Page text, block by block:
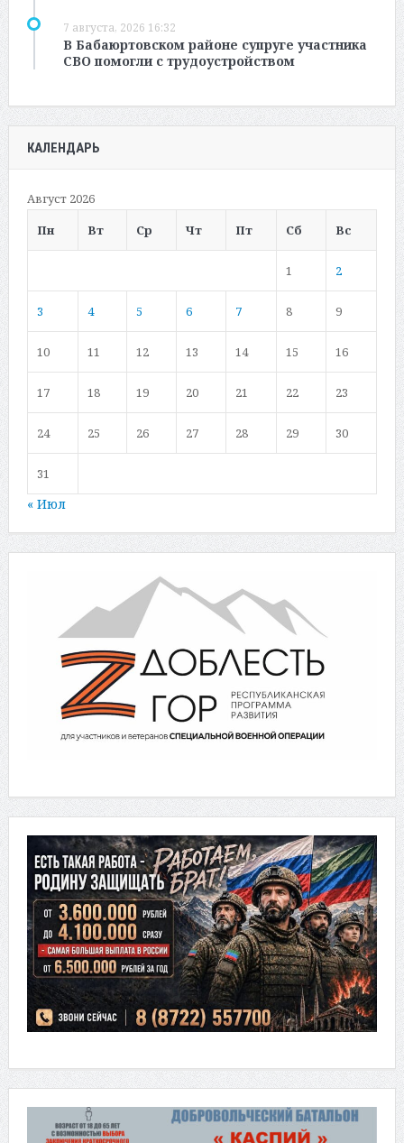
7 августа, 2026 16:32
В Бабаюртовском районе супруге участника
СВО помогли с трудоустройством
КАЛЕНДАРЬ
Август 2026
Пн
Вт Ср Чт Пт Сб Вс
1 2
3 4 5 6 7 8 9
10 11 12 13 14 15 16
17 18 19 20 21 22 23
24 25 26 27 28 29 30
31
« Июл